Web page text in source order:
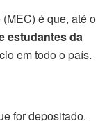
é que, até o
estudantes da
em todo o país.
for depositado.